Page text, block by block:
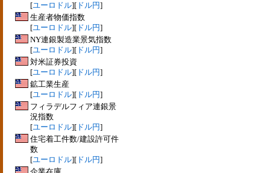
[ユーロドル][ ドル円]
生産者物価指数
[ユーロドル][ ドル円]
NY連銀製造業景気指数
[ユーロドル][ ドル円]
対米証券投資
[ユーロドル][ ドル円]
鉱工業生産
[ユーロドル][ ドル円]
フィラデルフィア連銀景
況指数
[ユーロドル][ ドル円]
住宅着工件数/建設許可件
数
[ユーロドル][ ドル円]